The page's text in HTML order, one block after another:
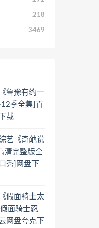
218
3469
鲁豫有约一
季全集]百
载
艺《奇葩说
清完整版全
秀]网盘下
假面骑士太
面骑士忍
网盘夸克下